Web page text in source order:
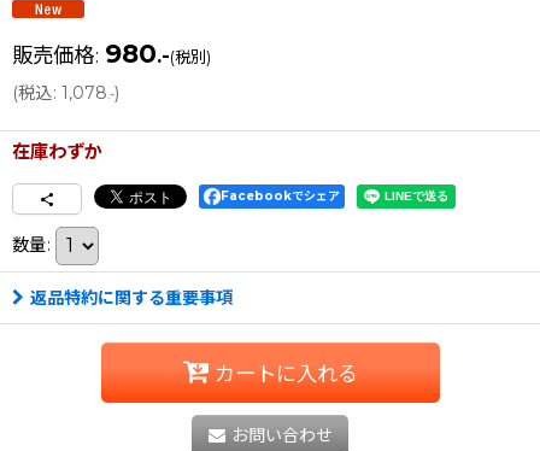
販売価格: 980.-(税別)
(税込: 1,078.-)
在庫わずか
Facebookでシェア
数量:
返品特約に関する重要事項
カートに入れる
お問い合わせ